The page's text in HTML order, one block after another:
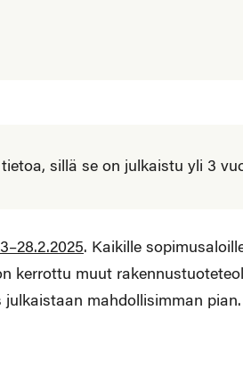
sillä se on julkaistu yli 3
. Kaikille
kerrottu muut
mahdollisimman pian.